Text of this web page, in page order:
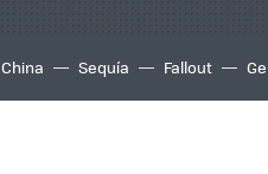
China Sequía Fallout